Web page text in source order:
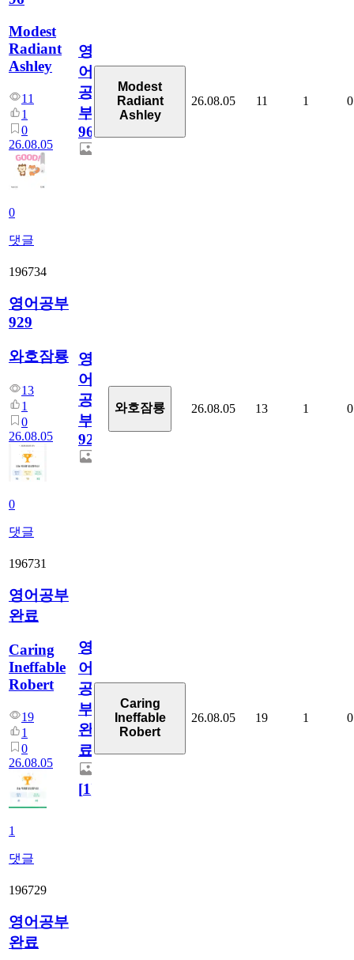
Modest
Radiant
Ashley
11
1
0
26.08.05
0
댓글
영
어
공
부
96
Modest
Radiant
Ashley
26.08.05 11 1 0
196734
영어공부
929
와호잠룡
13
1
0
26.08.05
0
댓글
영
어
공
부
929
와호잠룡 26.08.05 13 1 0
196731
영어공부
완료
Caring
Ineffable
Robert
19
1
0
26.08.05
1
댓글
영
어
공
부
완
료
[1]
Caring
Ineffable
Robert
26.08.05 19 1 0
196729
영어공부
완료